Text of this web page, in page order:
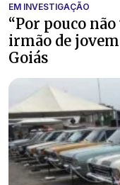
EM INVESTIGAÇÃO
“Por pouco
irmão de
Goiás